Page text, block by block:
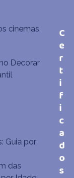
cinemas
Decorar
Guia por
das
C
e
r
t
i
f
i
c
a
d
o
s